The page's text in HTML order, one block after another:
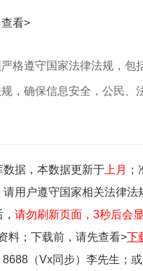
查看>
格遵守国家法律法规，包
，确保信息安全，公民、
据，本数据更新于 上月
用户遵守国家相关法律法
请勿刷新页面，3秒后会
料； 下载前，请先查看>下
8688（Vx同步）李先生；或